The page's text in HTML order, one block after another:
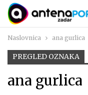
Naslovnica ana gurlica
PREGLED OZNAKA
ana gurlica